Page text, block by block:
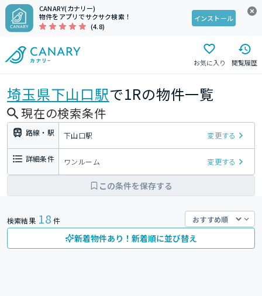
CANARY(カナリー)
物件をアプリでサクサク検索！
(4.8)
インストール
お気に入り 閲覧履歴
埼玉県下山口駅で1Rの物件一覧
現在の検索条件
路線・駅 下山口駅 変更する
詳細条件 ワンルーム 変更する
この条件を保存する
検索結果 18 件
新着物件あり！新着順に並び替え